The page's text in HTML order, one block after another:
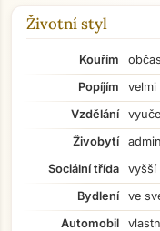
Životní styl
Kouřím
občas
Popíjím
velmi
Vzdělání
Živobytí
Sociální třída
vyšší
Bydlení
ve
Automobil